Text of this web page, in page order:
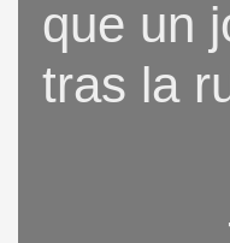
que un
tras la